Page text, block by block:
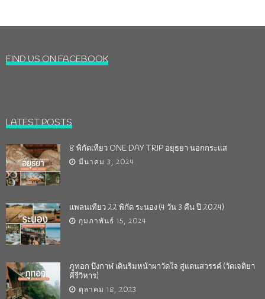
FIND US ON FACEBOOK
LATEST POSTS
8 พิกัดเที่ยว ONE DAY TRIP อยุธยา นอกกระแส
มีนาคม 3, 2024
แพลนเที่ยว 22 พิกัด ระนอง (4 วัน 3 คืน ปี 2024)
กุมภาพันธ์ 15, 2024
ภูทอก บึงกาฬ เดินริมหน้าผาวัดใจ สู่แดนสวรรค์ (วัดเจติยา
คีรีวิหาร)
ตุลาคม 18, 2023